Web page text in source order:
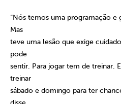
“Nós temos uma programação e
Mas
teve uma lesão que exige
pode
sentir. Para jogar tem de treinar.
treinar
sábado e domingo para ter